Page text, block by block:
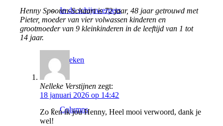
In de schijnwerpers
Boeken
Columns
Henny Spooren-Schaart is 72 jaar, 48 jaar getrouwd met
Pieter, moeder van vier volwassen kinderen en
grootmoeder van 9 kleinkinderen in de leeftijd van 1 tot
14 jaar.
Nelleke Verstijnen zegt:
18 januari 2026 op 14:42
Zo ken ik jou Henny, Heel mooi verwoord, dank je
wel!